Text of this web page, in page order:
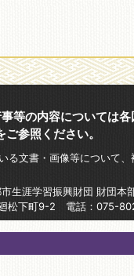
等の内容については各
ご参照ください。
文書・画像等について、
生涯学習振興財団 財団本
松下町9-2 電話：075-